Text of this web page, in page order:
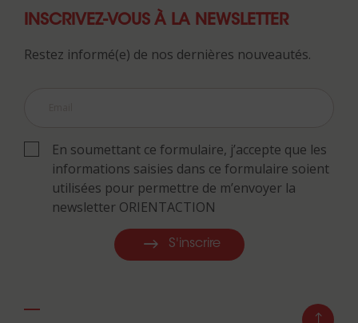
INSCRIVEZ-VOUS À LA NEWSLETTER
Restez informé(e) de nos dernières nouveautés.
En soumettant ce formulaire, j’accepte que les
informations saisies dans ce formulaire soient
utilisées pour permettre de m’envoyer la
newsletter ORIENTACTION
S'inscrire